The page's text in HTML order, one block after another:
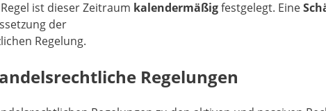
ist dieser Zeitraum kalendermäßigfestgelegt. Eine
der
Regelung.
Regelungen